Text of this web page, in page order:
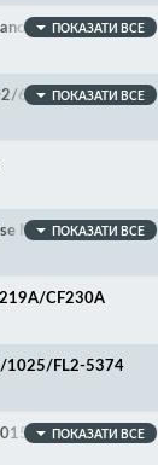
LBP6300/631
6180/CF280A/C
ПОКАЗАТИ ВСЕ
603/604/605/60
втулок
ПОКАЗАТИ ВСЕ
M506/507/527/5
CF226A/CF226X/
ПОКАЗАТИ ВСЕ
CF230A
1025/FL2-5374
3030/Canon LB
ПОКАЗАТИ ВСЕ